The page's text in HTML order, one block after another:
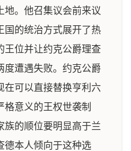
地。他召集议会前来议
国的统治方式展开了热
王位并让约克公爵理查
度遭遇失败。约克公爵
在可以直接替换亨利六
意义的王权世袭制
族的顺位要明显高于兰
德本人倾向于这种选